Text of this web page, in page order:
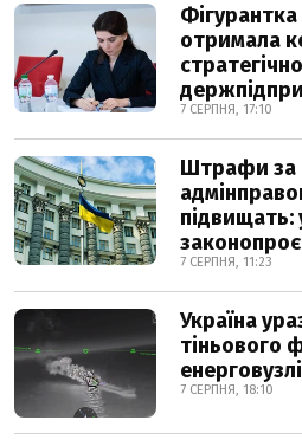
Фігурантка
отримала
7 СЕРПНЯ, 17:10
Штрафи за
підвищать:
7 СЕРПНЯ, 11:23
Україна
тіньового
7 СЕРПНЯ, 18:10